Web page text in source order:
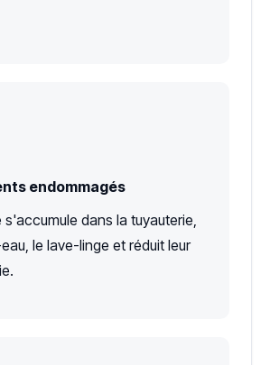
endommagés
s'accumule dans la tuyauterie,
le lave-linge et réduit leur